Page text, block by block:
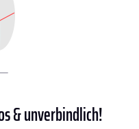
& unverbindlich!